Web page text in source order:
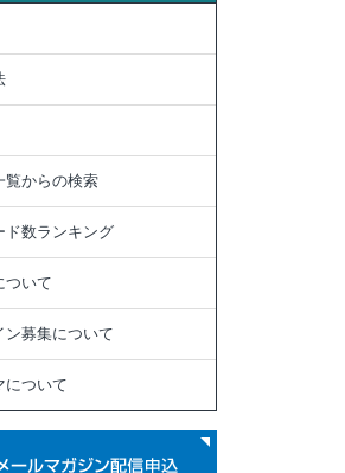
覧からの検索
ド数ランキング
ついて
ン募集について
について